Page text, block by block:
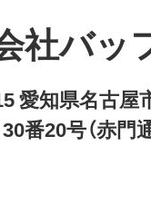
社バッ
愛知県名古屋
番20号（赤門